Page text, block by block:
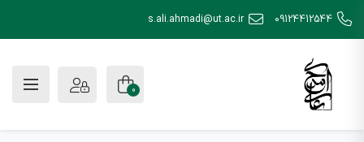
09124412544
s.ali.ahmadi@ut.ac.ir
0